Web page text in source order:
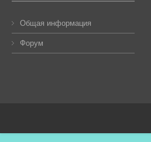
Общая информация
Форум